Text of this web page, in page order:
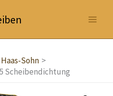
Sohn
Scheibendichtung